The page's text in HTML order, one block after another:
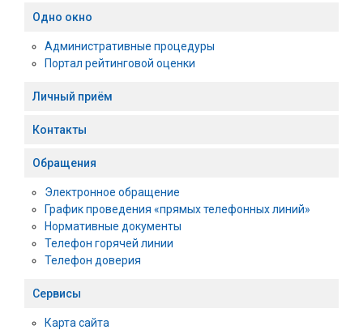
Одно окно
Административные процедуры
Портал рейтинговой оценки
Личный приём
Контакты
Обращения
Электронное обращение
График проведения «прямых телефонных линий»
Нормативные документы
Телефон горячей линии
Телефон доверия
Сервисы
Карта сайта